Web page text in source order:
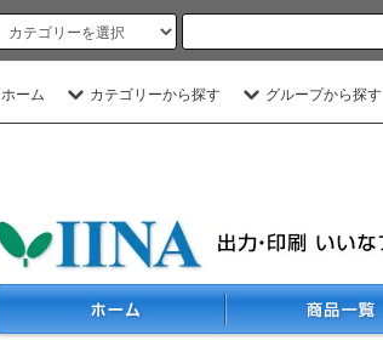
ホーム カテゴリーから探す グループから探す